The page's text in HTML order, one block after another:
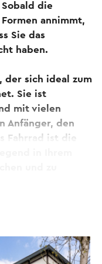
die
annimmt,
Sie das
haben.
der sich ideal zum
Sie ist
mit vielen
Anfänger, den
Fahrrad ist die
und zu
zu erleben.
Dann
einem